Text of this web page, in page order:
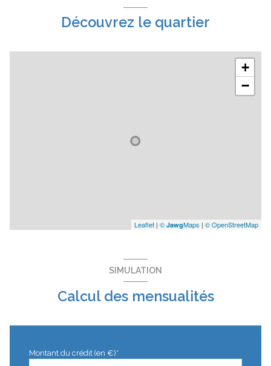
Découvrez le quartier
+
−
Leaflet | © JawgMaps | © OpenStreetMap
SIMULATION
Calcul des mensualités
Montant du crédit (en €)*